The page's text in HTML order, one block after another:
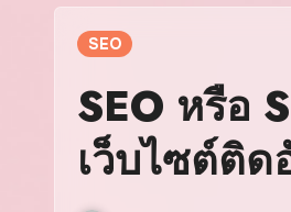
SEO
SEO หรือ
เว็บไซต์ติ